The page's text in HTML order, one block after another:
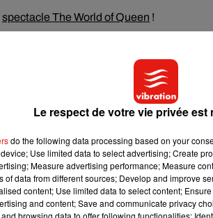
spectacle The World of Queen !
Freddie Mercury, porté par Fred Caramia
il revisite les plus grands tubes de
Le respect de votre vie privée est
do the following data processing based on your
Use limited data to select advertising; Create
Measure advertising performance; Measure
of data from different sources; Develop and improve
content; Use limited data to select content;
and content; Save and communicate privacy
browsing data to offer following functionalities: